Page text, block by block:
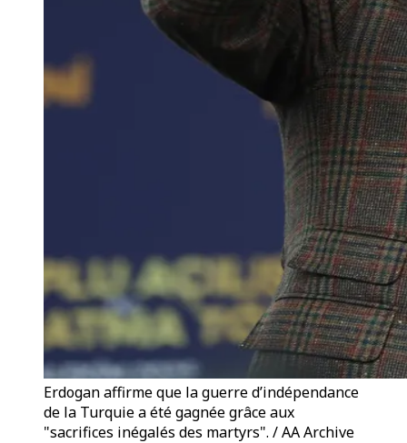
Erdogan affirme que la guerre d’indépendance
de la Turquie a été gagnée grâce aux
"sacrifices inégalés des martyrs". / AA Archive